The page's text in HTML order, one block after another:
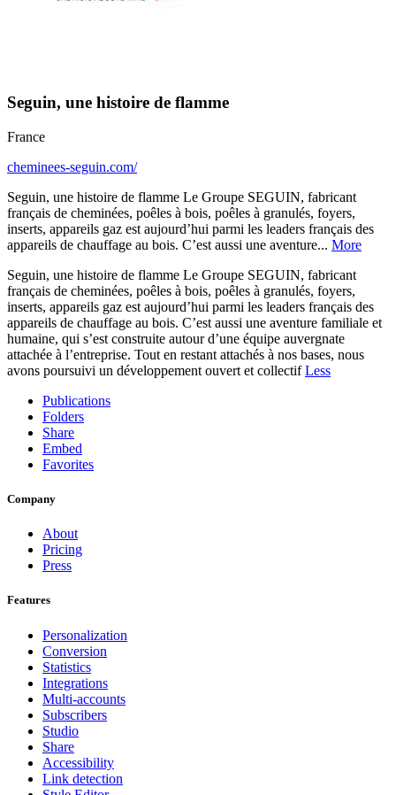
Seguin, une histoire de flamme
France
cheminees-seguin.com/
Seguin, une histoire de flamme Le Groupe SEGUIN, fabricant
français de cheminées, poêles à bois, poêles à granulés, foyers,
inserts, appareils gaz est aujourd’hui parmi les leaders français des
appareils de chauffage au bois. C’est aussi une aventure... More
Seguin, une histoire de flamme Le Groupe SEGUIN, fabricant
français de cheminées, poêles à bois, poêles à granulés, foyers,
inserts, appareils gaz est aujourd’hui parmi les leaders français des
appareils de chauffage au bois. C’est aussi une aventure familiale et
humaine, qui s’est construite autour d’une équipe auvergnate
attachée à l’entreprise. Tout en restant attachés à nos bases, nous
avons poursuivi un développement ouvert et collectifLess
Publications
Folders
Share
Embed
Favorites
Company
About
Pricing
Press
Features
Personalization
Conversion
Statistics
Integrations
Multi-accounts
Subscribers
Studio
Share
Accessibility
Link detection